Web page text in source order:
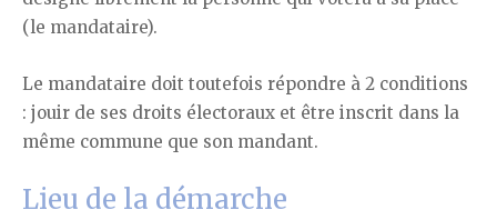
(le mandataire).
Le mandataire doit toutefois répondre à 2 conditions
: jouir de ses droits électoraux et être inscrit dans la
même commune que son mandant.
Lieu de la démarche